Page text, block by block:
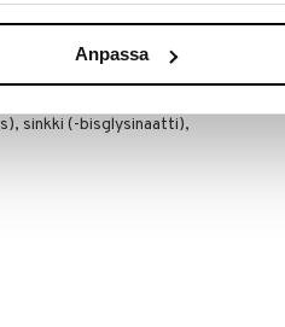
Anpassa
ylittää. Ravintolisää ei tule
pienten lasten
sinkki (-bisglysinaatti),